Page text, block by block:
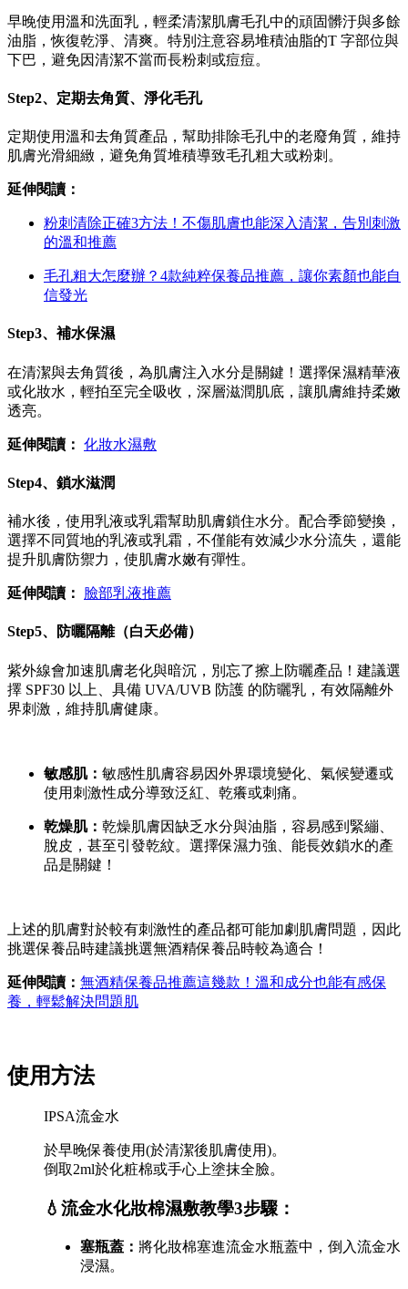
早晚使用溫和洗面乳，輕柔清潔肌膚毛孔中的頑固髒汙與多餘
油脂，恢復乾淨、清爽。特別注意容易堆積油脂的T 字部位與
下巴，避免因清潔不當而長粉刺或痘痘。
Step2、定期去角質、淨化毛孔
定期使用溫和去角質產品，幫助排除毛孔中的老廢角質，維持
肌膚光滑細緻，避免角質堆積導致毛孔粗大或粉刺。
延伸閱讀：
粉刺清除正確3方法！不傷肌膚也能深入清潔，告別刺激
的溫和推薦
毛孔粗大怎麼辦？4款純粹保養品推薦，讓你素顏也能自
信發光
Step3、補水保濕
在清潔與去角質後，為肌膚注入水分是關鍵！選擇保濕精華液
或化妝水，輕拍至完全吸收，深層滋潤肌底，讓肌膚維持柔嫩
透亮。
延伸閱讀： 化妝水濕敷
Step4、鎖水滋潤
補水後，使用乳液或乳霜幫助肌膚鎖住水分。配合季節變換，
選擇不同質地的乳液或乳霜，不僅能有效減少水分流失，還能
提升肌膚防禦力，使肌膚水嫩有彈性。
延伸閱讀： 臉部乳液推薦
Step5、防曬隔離（白天必備）
紫外線會加速肌膚老化與暗沉，別忘了擦上防曬產品！建議選
擇 SPF30 以上、具備 UVA/UVB 防護 的防曬乳，有效隔離外
界刺激，維持肌膚健康。
敏感肌： 敏感性肌膚容易因外界環境變化、氣候變遷或
使用刺激性成分導致泛紅、乾癢或刺痛。
乾燥肌： 乾燥肌膚因缺乏水分與油脂，容易感到緊繃、
脫皮，甚至引發乾紋。選擇保濕力強、能長效鎖水的產
品是關鍵！
上述的肌膚對於較有刺激性的產品都可能加劇肌膚問題，因此
挑選保養品時建議挑選無酒精保養品時較為適合！
延伸閱讀： 無酒精保養品推薦這幾款！溫和成分也能有感保
養，輕鬆解決問題肌
使用方法
IPSA流金水
於早晚保養使用(於清潔後肌膚使用)。
倒取2ml於化粧棉或手心上塗抹全臉。
💧流金水化妝棉濕敷教學3步驟：
塞瓶蓋： 將化妝棉塞進流金水瓶蓋中，倒入流金水
浸濕。